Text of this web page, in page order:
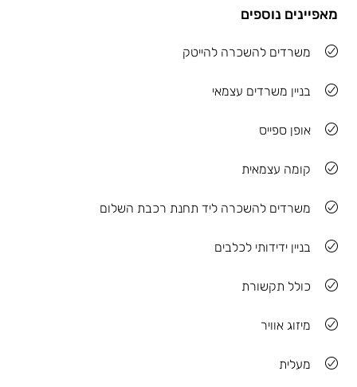
מאפיינים נוספים
משרדים להשכרה להייטק
בניין משרדים עצמאי
אופן ספייס
קומה עצמאית
משרדים להשכרה ליד תחנת רכבת השלום
בניין ידידותי לכלבים
כולל תקשורת
מיזוג אוויר
מעלית